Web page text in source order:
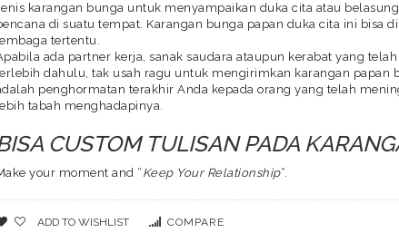
karangan bunga untuk menyampaikan duka cita atau
di suatu tempat. Karangan bunga papan duka cita ini bisa
tertentu.
ada partner kerja, sanak saudara ataupun kerabat yang
dahulu, tak usah ragu untuk mengirimkan karangan papan
penghormatan terakhir Anda kepada orang yang telah
tabah menghadapinya.
CUSTOM TULISAN PADA
your moment and “ Keep Your Relationship“.
ADD TO WISHLIST COMPARE